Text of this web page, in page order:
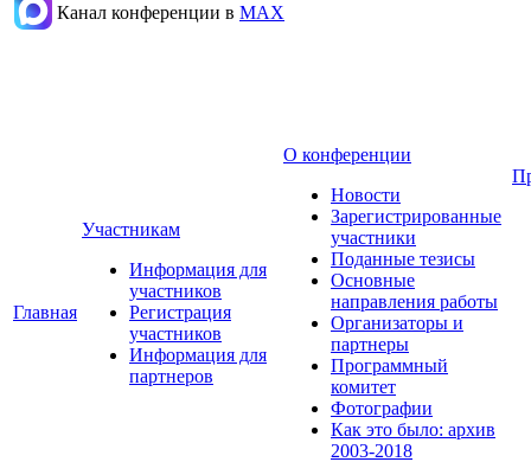
Канал конференции в МАХ
Главная
Участникам
Информация для
участников
Регистрация
участников
Информация для
партнеров
О конференции
Новости
Зарегистрированные
участники
Поданные тезисы
Основные
направления работы
Организаторы и
партнеры
Программный
комитет
Фотографии
Как это было: архив
2003-2018